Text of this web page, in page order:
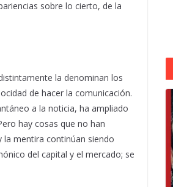
sobre lo cierto, de la
la denominan los
de hacer la comunicación.
a la noticia, ha ampliado
hay cosas que no han
mentira continúan siendo
del capital y el mercado; se